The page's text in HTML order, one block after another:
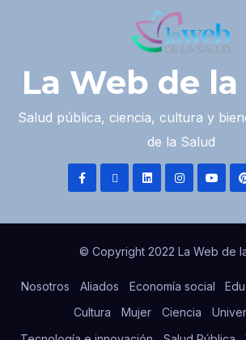
La Web de
Salud pública, ciencia, cultura y
de la Salud
© Copyright 2022 La Web de
Nosotros Aliados Economía social
Cultura
Mujer Ciencia